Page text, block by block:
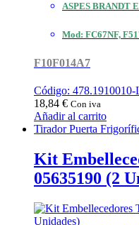
ASPES BRANDT
Mod: FC67NF,
F10F014A7
Código: 478.1910010-
18,84 € Con iva
Añadir al carrito
Tirador Puerta
Kit
05635190 (2